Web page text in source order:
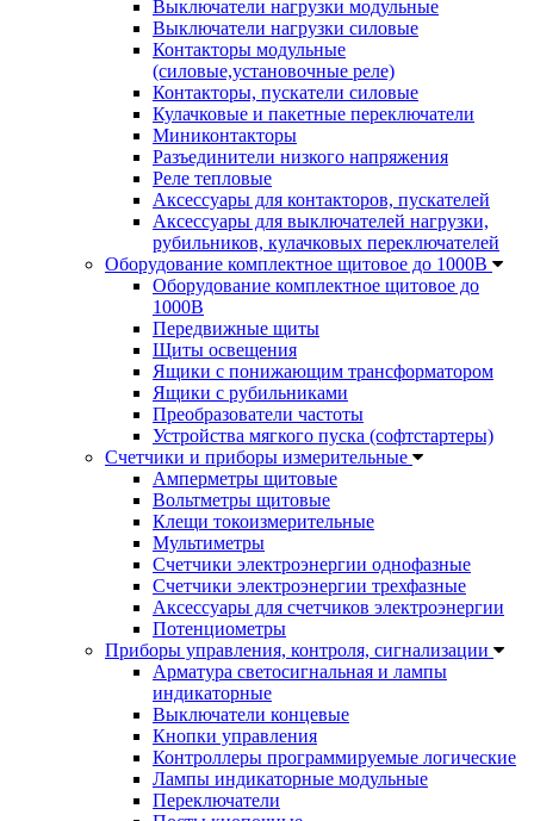
Выключатели нагрузки модульные
Выключатели нагрузки силовые
Контакторы модульные
(силовые,установочные реле)
Контакторы, пускатели силовые
Кулачковые и пакетные переключатели
Миниконтакторы
Разъединители низкого напряжения
Реле тепловые
Аксессуары для контакторов, пускателей
Аксессуары для выключателей нагрузки,
рубильников, кулачковых переключателей
Оборудование комплектное щитовое до 1000В
Оборудование комплектное щитовое до
1000В
Передвижные щиты
Щиты освещения
Ящики с понижающим трансформатором
Ящики с рубильниками
Преобразователи частоты
Устройства мягкого пуска (софтстартеры)
Счетчики и приборы измерительные
Амперметры щитовые
Вольтметры щитовые
Клещи токоизмерительные
Мультиметры
Счетчики электроэнергии однофазные
Счетчики электроэнергии трехфазные
Аксессуары для счетчиков электроэнергии
Потенциометры
Приборы управления, контроля, сигнализации
Арматура светосигнальная и лампы
индикаторные
Выключатели концевые
Кнопки управления
Контроллеры программируемые логические
Лампы индикаторные модульные
Переключатели